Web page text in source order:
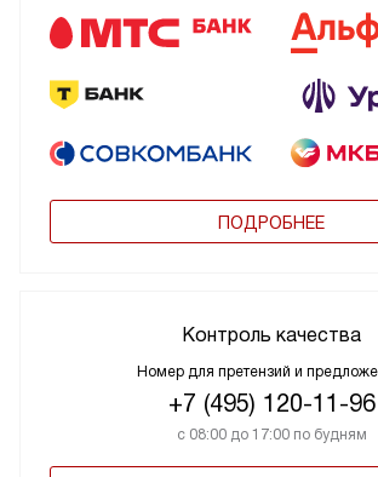
ПОДРОБНЕЕ
Контроль качества
Номер для претензий и
+7 (495) 120-11-96
с 08:00 до 17:00 по будням